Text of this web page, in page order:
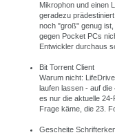
Mikrophon und einen
geradezu
noch "groß" genug
gegen Pocket PCs
Entwickler durchaus
Bit Torrent Client
Warum nicht:
laufen lassen - auf
es nur die aktuelle
Frage käme, die 23.
Gescheite